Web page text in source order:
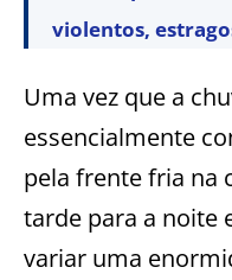
violentos,
Uma vez que a
essencialmente
pela frente fria na
tarde para a noite
variar uma